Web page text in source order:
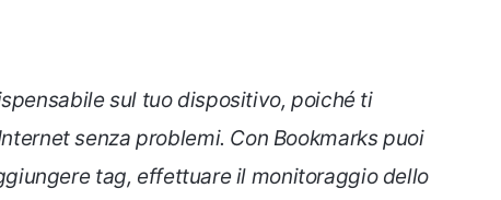
sul tuo dispositivo, poiché ti
senza problemi. Con Bookmarks puoi
tag, effettuare il monitoraggio dello